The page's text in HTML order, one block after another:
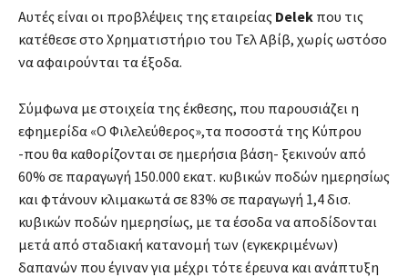
Αυτές είναι οι προβλέψεις της εταιρείας Delek που τις
κατέθεσε στο Χρηματιστήριο του Τελ Αβίβ, χωρίς ωστόσο
να αφαιρούνται τα έξοδα.
Σύμφωνα με στοιχεία της έκθεσης, που παρουσιάζει η
εφημερίδα «Ο Φιλελεύθερος»,τα ποσοστά της Κύπρου
-που θα καθορίζονται σε ημερήσια βάση- ξεκινούν από
60% σε παραγωγή 150.000 εκατ. κυβικών ποδών ημερησίως
και φτάνουν κλιμακωτά σε 83% σε παραγωγή 1,4 δισ.
κυβικών ποδών ημερησίως, με τα έσοδα να αποδίδονται
μετά από σταδιακή κατανομή των (εγκεκριμένων)
δαπανών που έγιναν για μέχρι τότε έρευνα και ανάπτυξη